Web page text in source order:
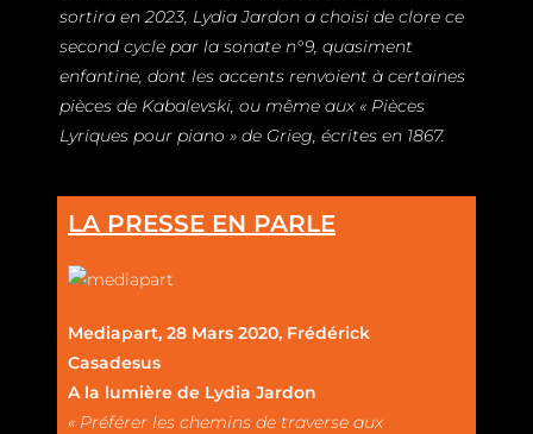
sortira en 2023, Lydia Jardon a choisi de clore ce
second cycle par la sonate n°9, quasiment
enfantine, dont les accents renvoient à certaines
pièces de Kabalevski, ou même aux « Pièces
Lyriques pour piano » de Grieg, écrites en 1867.
LA PRESSE EN PARLE
Mediapart, 28 Mars 2020, Frédérick
Casadesus
A la lumière de Lydia Jardon
« Préférer les chemins de traverse aux